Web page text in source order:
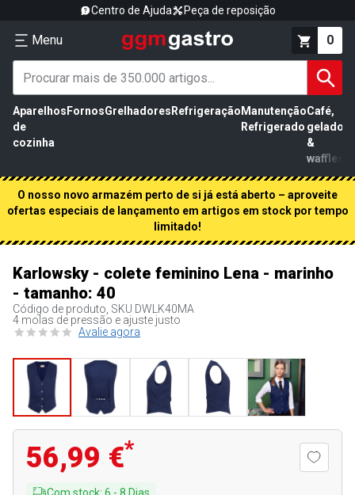
Centro de Ajuda Peça de reposição
Menu 0
Aparelhos
de
cozinha
FornosGrelhadores Refrigeração Manutenção
Refrigerado
Café,
gelados
&
waffles
O nosso novo armazém perto de si já está aberto – aproveite
ofertas especiais de lançamento em artigos em stock por tempo
limitado!
Karlowsky - colete feminino Lena - marinho
- tamanho: 40
Código de produto, SKU DWLK40MA
4 molas de pressão e ajuste justo
Avalie agora
56,99 €*